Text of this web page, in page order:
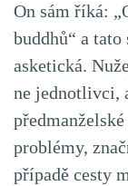
On sám říká:
buddhů“ a
asketická.
ne jednotlivci,
problémy,
případě cesty